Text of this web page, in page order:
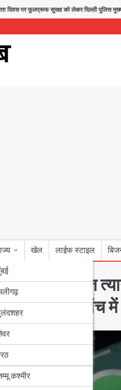
फूलप्रूफ सुरक्षा को लेकर दिल्ली पुलिस मुख्यालय में
प्रदेश
कश्मीर
खेल लाईफ स्टाइल
करीबी प्रशांत
साइबर जांच